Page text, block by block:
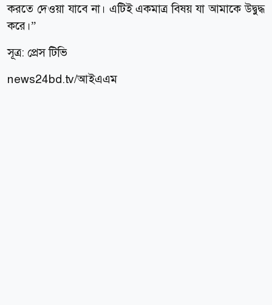
করতে দেওয়া যাবে না। এটিই একমাত্র বিষয় যা আমাকে উদ্বুদ্ধ
করে।”
সূত্র: প্রেস টিভি
news24bd.tv/আইএএম